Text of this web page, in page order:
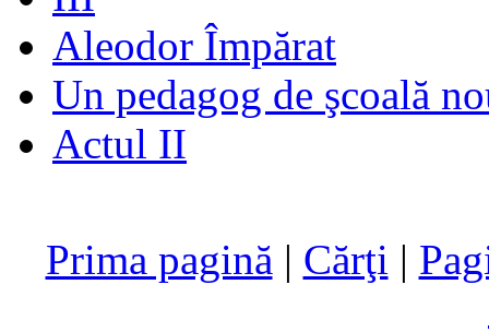
Aleodor Împărat
Un pedagog de şcoală
Actul II
Prima pagină | Cărţi |